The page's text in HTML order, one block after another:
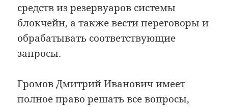
средств из резервуаров системы
блокчейн, а также вести переговоры и
обрабатывать соответствующие
запросы.
Громов Дмитрий Иванович имеет
полное право решать все вопросы,